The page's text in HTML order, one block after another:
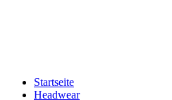
Startseite
Headwear